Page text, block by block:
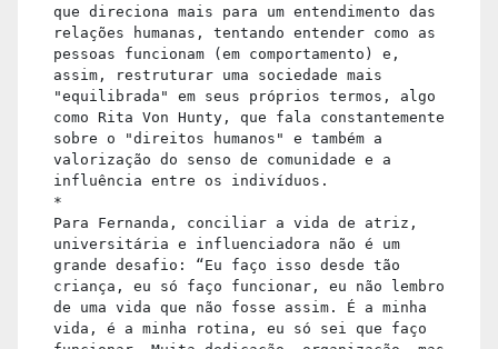
que direciona mais para um entendimento das
relações humanas, tentando entender como as
pessoas funcionam (em comportamento) e,
assim, restruturar uma sociedade mais
"equilibrada" em seus próprios termos, algo
como Rita Von Hunty, que fala constantemente
sobre o "direitos humanos" e também a
valorização do senso de comunidade e a
influência entre os indivíduos.
*
Para Fernanda, conciliar a vida de atriz,
universitária e influenciadora não é um
grande desafio: “Eu faço isso desde tão
criança, eu só faço funcionar, eu não lembro
de uma vida que não fosse assim. É a minha
vida, é a minha rotina, eu só sei que faço